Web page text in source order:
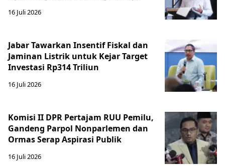
16 Juli 2026
Jabar Tawarkan Insentif Fiskal dan
Jaminan Listrik untuk Kejar Target
Investasi Rp314 Triliun
16 Juli 2026
Komisi II DPR Pertajam RUU Pemilu,
Gandeng Parpol Nonparlemen dan
Ormas Serap Aspirasi Publik
16 Juli 2026